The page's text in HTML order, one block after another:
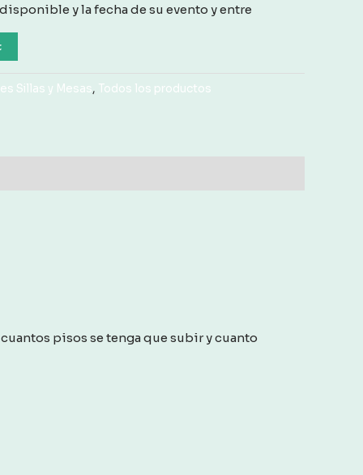
y la fecha de su evento y entre
Sillas y Mesas, Todos los productos
pisos se tenga que subir y cuanto